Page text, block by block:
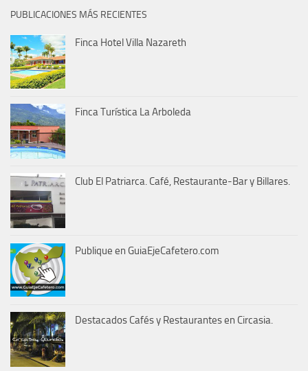
PUBLICACIONES MÁS RECIENTES
Finca Hotel Villa Nazareth
Finca Turística La Arboleda
Club El Patriarca. Café, Restaurante-Bar y Billares.
Publique en GuiaEjeCafetero.com
Destacados Cafés y Restaurantes en Circasia.